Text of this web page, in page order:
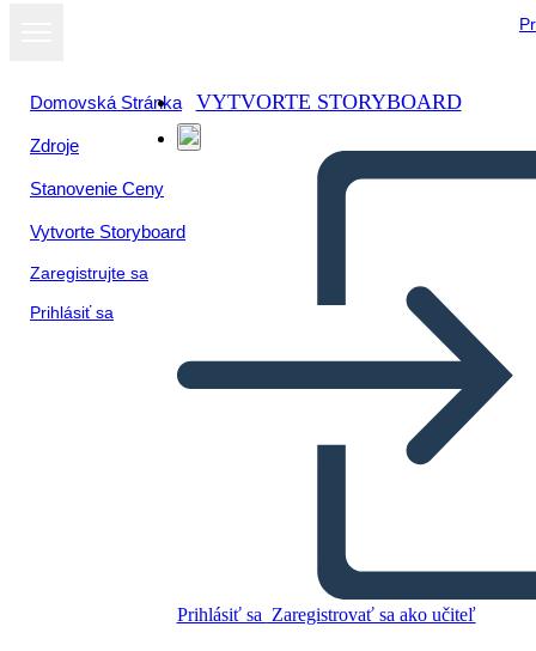
Domovská Stránka
Zdroje
Stanovenie Ceny
Vytvorte Storyboard
Zaregistrujte sa
Prihlásiť sa
VYTVORTE STORYBOARD
Prihlásiť sa Zaregistrovať sa ako učiteľ
modernista
Zobraziť ako
prezentáciu